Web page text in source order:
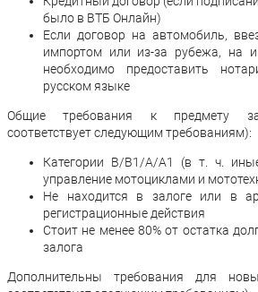
было в ВТБ Онлайн)
Если договор на автомобиль,
импортом или из-за рубежа, на
необходимо предоставить
русском языке
Общие требования к предмету
соответствует следующим требованиям):
Категории В/В1/А/А1 (в т. ч.
управление мотоциклами и
Не находится в залоге или в
регистрационные действия
Стоит не менее 80% от остатка
залога
Дополнительны требования для